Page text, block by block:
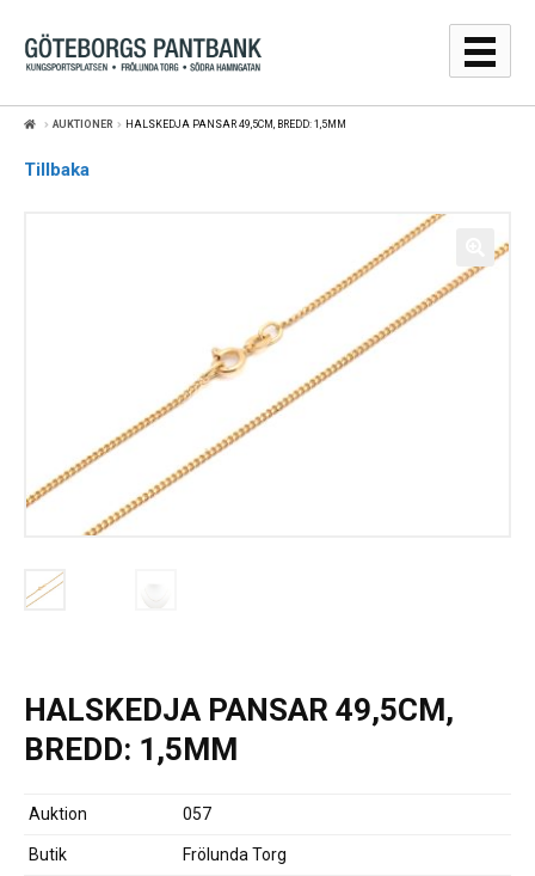
Hoppa
till
navigering
Hoppa
till
innehåll
GULDPRISER
KONTAKT
AUKTIONER HALSKEDJA PANSAR 49,5CM, BREDD: 1,5MM
Tillbaka
HALSKEDJA PANSAR 49,5CM,
BREDD: 1,5MM
Auktion 057
Butik Frölunda Torg